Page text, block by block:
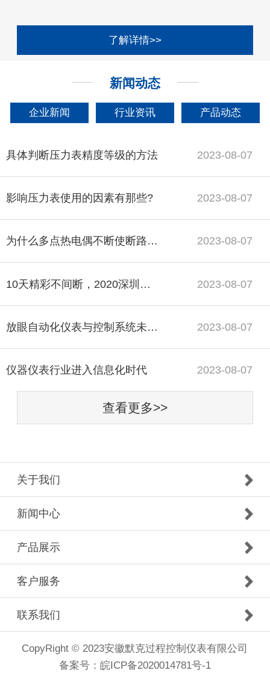
了解详情>>
新闻动态
企业新闻 行业资讯 产品动态
具体判断压力表精度等级的方法 2023-08-07
影响压力表使用的因素有那些? 2023-08-07
为什么多点热电偶不断使断路器跳闸？ 2023-08-07
10天精彩不间断，2020深圳国际 展-线上展圆满落幕 2023-08-07
放眼自动化仪表与控制系统未来 发展前景广阔 2023-08-07
仪器仪表行业进入信息化时代 2023-08-07
查看更多>>
关于我们
新闻中心
产品展示
客户服务
联系我们
CopyRight © 2023安徽默克过程控制仪表有限公司
备案号： 皖ICP备2020014781号-1